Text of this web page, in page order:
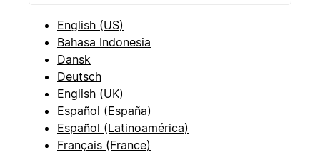
English (US)
Bahasa Indonesia
Dansk
Deutsch
English (UK)
Español (España)
Español (Latinoamérica)
Français (France)